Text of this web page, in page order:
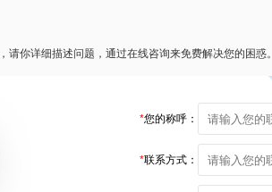
请你详细描述问题，通过在线咨询来免费解决您的困惑。
*您的称呼：
*联系方式：